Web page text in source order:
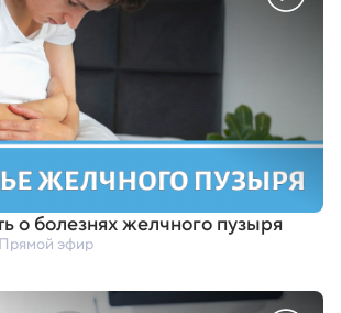
о болезнях желчного пузыря
эфир